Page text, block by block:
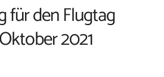
für den Flugtag
2021